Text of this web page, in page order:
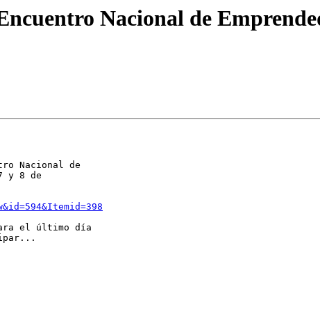
Nacional de
Nacional de
y 8 de
el último día